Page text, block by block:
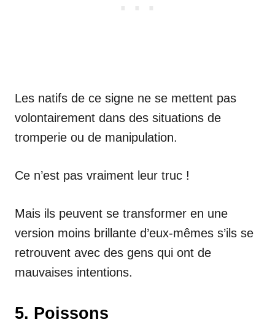
Les natifs de ce signe ne se mettent pas
volontairement dans des situations de
tromperie ou de manipulation.
Ce n’est pas vraiment leur truc !
Mais ils peuvent se transformer en une
version moins brillante d’eux-mêmes s’ils se
retrouvent avec des gens qui ont de
mauvaises intentions.
5. Poissons